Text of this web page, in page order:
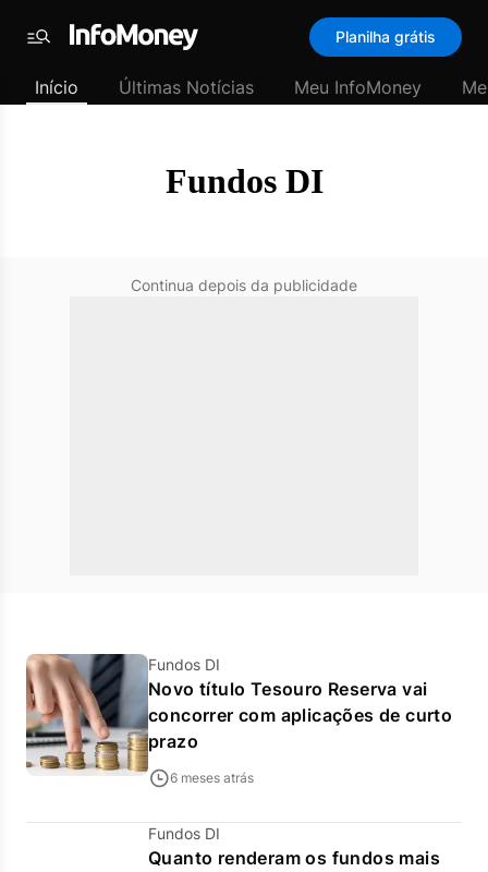
Padrão
Últimas
Menu
Planilha grátis
Início Últimas Notícias Meu InfoMoney
Fundos DI
Continua depois da publicidade
Fundos DI
Novo título Tesouro Reserva vai
concorrer com aplicações de curto
prazo
6 meses atrás
Fundos DI
Quanto renderam os fundos mais